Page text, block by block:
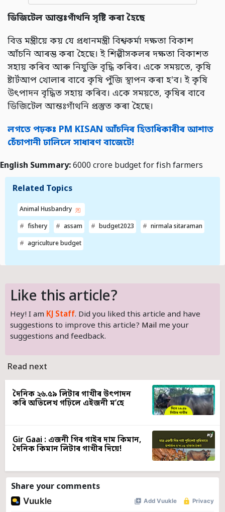
ডিজিটেল আন্তঃগাঁথনি সৃষ্টি কৰা হৈছে
বিত্ত মন্ত্ৰীয়ে কয় যে প্ৰধানমন্ত্ৰী বিশ্বকৰ্মা দক্ষতা বিকাশ
আঁচনি আৰম্ভ কৰা হৈছে। ই শিল্পীসকলৰ দক্ষতা বিকাশত
সহায় কৰিব আৰু নিযুক্তি বৃদ্ধি কৰিব। একে সময়তে, কৃষি
ষ্টাৰ্টআপ খোলাৰ বাবে কৃষি পুঁজি স্থাপন কৰা হ'ব। ই কৃষি
উৎপাদন বৃদ্ধিত সহায় কৰিব। একে সময়তে, কৃষিৰ বাবে
ডিজিটেল আন্তঃগাঁথনি প্ৰস্তুত কৰা হৈছে।
লগতে পঢ়কঃ PM KISAN আঁচনিৰ হিতাধিকাৰীৰ আশাত
চেঁচাপানী ঢালিলে সাধাৰণ বাজেটে!
English Summary:6000 crore budget for fish farmers
Related Topics
Animal Husbandry
fishery assam budget2023 nirmala sitaraman
agriculture budget
Like this article?
Hey! I am KJ Staff. Did you liked this article and have
suggestions to improve this article? Mail me your
suggestions and feedback.
Read next
দৈনিক ২৬.৫৯ লিটাৰ গাখীৰ উৎপাদন
কৰি অভিলেখ গঢ়িলে এইজনী ম’হে
Gir Gaai : এজনী গিৰ গাইৰ দাম কিমান,
দৈনিক কিমান লিটাৰ গাখীৰ দিয়ে!
Share your comments